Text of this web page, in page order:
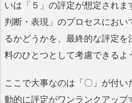
いは「５」の評定が想定されま
判断・表現」のプロセスにおい
るかどうかを、最終的な評定
料のひとつとして考慮できるよ
ここで大事なのは「〇」が付い
動的に評定がワンランクアップ